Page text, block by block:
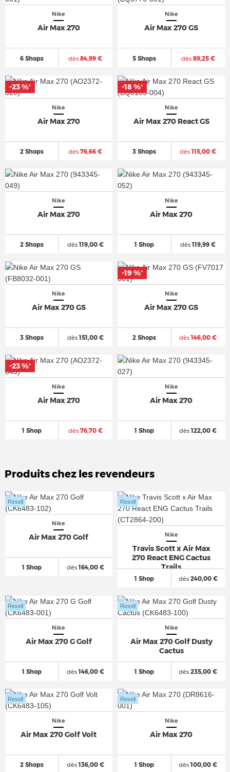
Nike
Air Max 270
6 Shops dès 84,99 €
Nike
Air Max 270 GS
5 Shops dès89,25 €
Nike
Air Max 270
2 Shops dès 76,66 €
-23 %*
Nike
Air Max 270 React GS
3 Shops dès115,00 €
-18 %*
Nike
Air Max 270
2 Shops dès119,00 €
Nike
Air Max 270
1 Shop dès119,99 €
Nike
Air Max 270 GS
3 Shops dès151,00 €
Nike
Air Max 270 GS
2 Shops dès146,00 €
-19 %*
Nike
Air Max 270
1 Shop dès76,70 €
-23 %*
Nike
Air Max 270
1 Shop dès122,00 €
Produits chez les revendeurs
Nike
Air Max 270 Golf
1 Shop
Resell
dès164,00 €
Nike
Travis Scott x Air Max
270 React ENG Cactus
Trails
1 Shop
Resell
dès240,00 €
Nike
Air Max 270 G Golf
1 Shop
Resell
dès146,00 €
Nike
Air Max 270 Golf Dusty
Cactus
1 Shop
Resell
dès 235,00 €
Nike
Air Max 270 Golf Volt
2 Shops
Resell
dès136,00 €
Nike
Air Max 270
1 Shop
Resell
dès100,00 €